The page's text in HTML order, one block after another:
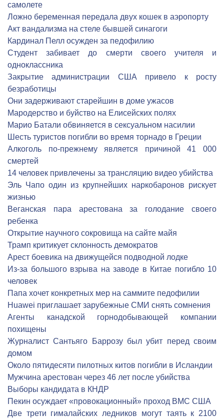
самолете
Ложно беременная передала двух кошек в аэропорту
Акт вандализма на стеле бывшей синагоги
Кардинал Пелл осужден за педофилию
Студент забивает до смерти своего учителя и
одноклассника
Закрытие администрации США привело к росту
безработицы
Они задерживают старейшин в доме ужасов
Мародерство и буйство на Елисейских полях
Марио Батали обвиняется в сексуальном насилии
Шесть туристов погибли во время торнадо в Греции
Алкоголь по-прежнему является причиной 41 000
смертей
14 человек привлечены за трансляцию видео убийства
Эль Чапо один из крупнейших наркобаронов рискует
жизнью
Веганская пара арестована за голодание своего
ребенка
Открытие научного сокровища на сайте майя
Трамп критикует склонность демократов
Арест боевика на движущейся подводной лодке
Из-за большого взрыва на заводе в Китае погибло 10
человек
Папа хочет конкретных мер на саммите педофилии
Huawei приглашает зарубежные СМИ снять сомнения
Агенты канадской горнодобывающей компании
похищены
Журналист Сантьяго Баррозу был убит перед своим
домом
Около пятидесяти пилотных китов погибли в Исландии
Мужчина арестован через 46 лет после убийства
Выборы кандидата в КНДР
Пекин осуждает «провокационный» проход ВМС США
Две трети гималайских ледников могут таять к 2100